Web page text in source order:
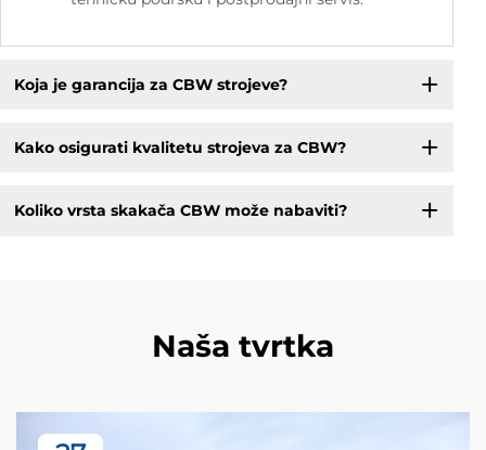
Koja je garancija za CBW strojeve?
Kako osigurati kvalitetu strojeva za CBW?
Koliko vrsta skakača CBW može nabaviti?
Naša tvrtka